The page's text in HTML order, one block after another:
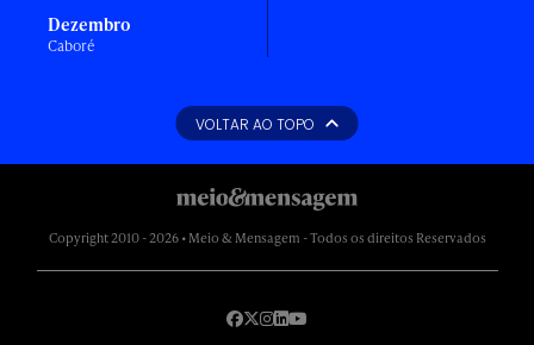
Dezembro
Caboré
VOLTAR AO TOPO
Copyright 2010 - 2026 • Meio & Mensagem - Todos os direitos Reservados